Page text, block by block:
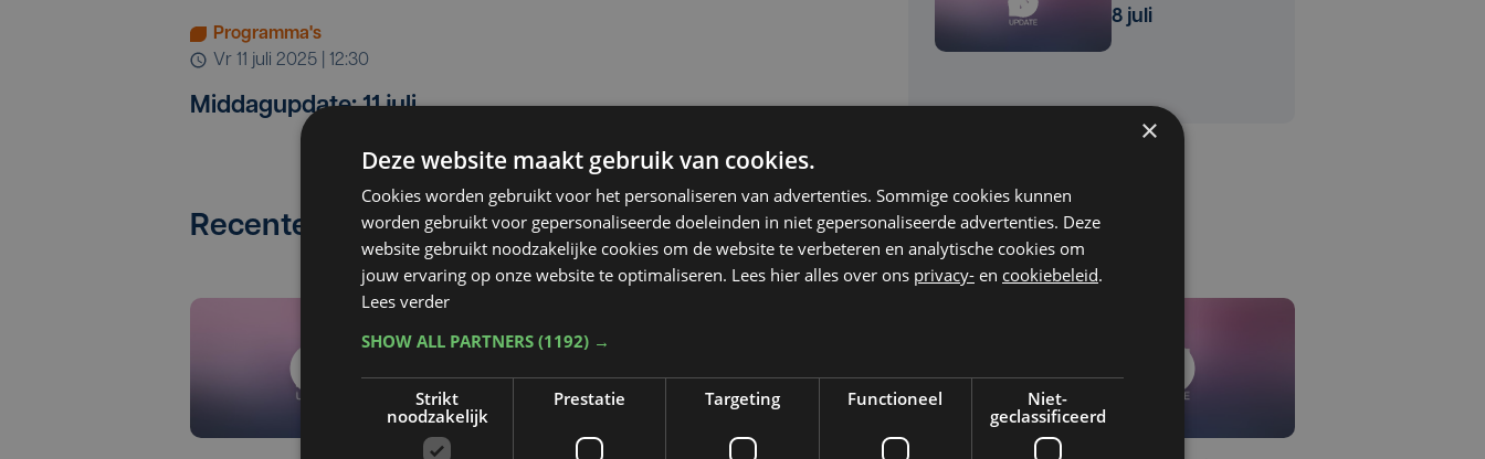
Programma's
vr 11 juli 2025 | 12:30
Middagupdate: 11 juli
8 juli
Recente afleveringen
×
Deze website maakt gebruik van cookies.
Cookies worden gebruikt voor het personaliseren van advertenties. Sommige cookies kunnen
worden gebruikt voor gepersonaliseerde doeleinden in niet gepersonaliseerde advertenties. Deze
website gebruikt noodzakelijke cookies om de website te verbeteren en analytische cookies om
jouw ervaring op onze website te optimaliseren. Lees hier alles over ons privacy- en cookiebeleid.
Lees verder
SHOW ALL PARTNERS (1192) →
Strikt
noodzakelijk
Prestatie Targeting Functioneel
Niet-
geclassificeerd